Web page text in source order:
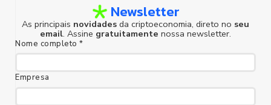
Newsletter
As principais novidades da criptoeconomia, direto no seu
email. Assine gratuitamente nossa newsletter.
Nome completo *
Empresa